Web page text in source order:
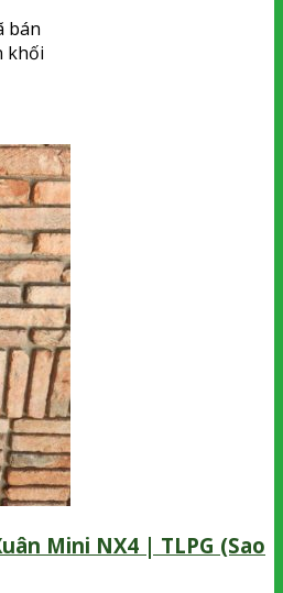
bán
khối
Mini NX4 | TLPG (Sao